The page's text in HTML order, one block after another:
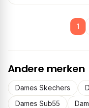
1
Andere merken
Dames Skechers
Dames Sub55